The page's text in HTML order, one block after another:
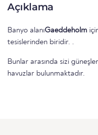
Açıklama
Banyo alanıGaeddeholm
tesislerinden biridir. .
Bunlar arasında sizi
havuzlar bulunmaktadır.